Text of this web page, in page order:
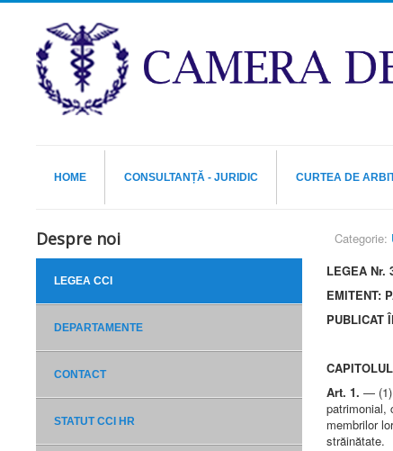
HOME CONSULTANȚĂ - JURIDIC CURTEA DE
Despre noi
LEGEA CCI
DEPARTAMENTE
CONTACT
STATUT CCI HR
Categorie:
LEGEA Nr.
EMITENT:
PUBLICAT
Art. 1. — (1)
patrimonial,
membrilor
străinătate.